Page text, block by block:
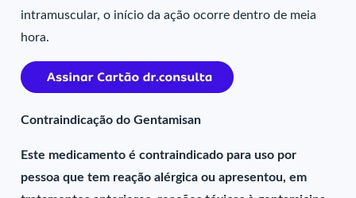
intramuscular, o início da ação ocorre dentro de meia
hora.
Contraindicação do Gentamisan
Este medicamento é contraindicado para uso por
pessoa que tem reação alérgica ou apresentou, em